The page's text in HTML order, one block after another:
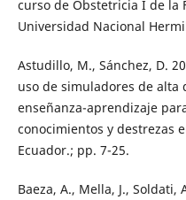
curso de Obstetricia I de la
Universidad Nacional
Astudillo, M., Sánchez, D.
uso de simuladores de
enseñanza-aprendizaje
conocimientos y destrezas
Ecuador.; pp. 7-25.
Baeza, A., Mella, J., Soldati,